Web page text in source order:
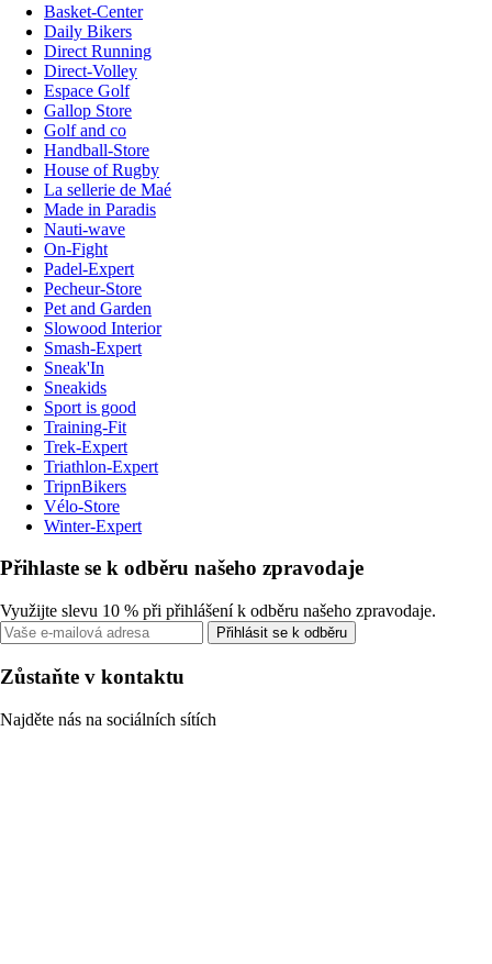
Basket-Center
Daily Bikers
Direct Running
Direct-Volley
Espace Golf
Gallop Store
Golf and co
Handball-Store
House of Rugby
La sellerie de Maé
Made in Paradis
Nauti-wave
On-Fight
Padel-Expert
Pecheur-Store
Pet and Garden
Slowood Interior
Smash-Expert
Sneak'In
Sneakids
Sport is good
Training-Fit
Trek-Expert
Triathlon-Expert
TripnBikers
Vélo-Store
Winter-Expert
Přihlaste se k odběru našeho zpravodaje
Využijte slevu 10 % při přihlášení k odběru našeho zpravodaje.
Přihlásit se k odběru
Zůstaňte v kontaktu
Najděte nás na sociálních sítích